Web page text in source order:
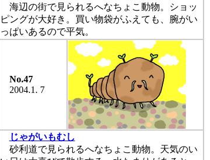
海辺の街で見られるへなちょこ動物。ショッ
ピングが大好き。買い物袋がふえても、腕がい
っぱいあるので平気。
No.47
2004.1. 7
じゃがいもむし
砂利道で見られるへなちょこ動物。天気のい